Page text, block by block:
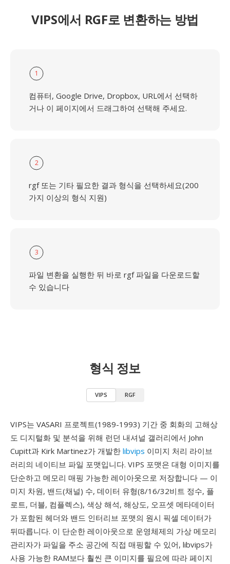
VIPS에서 RGF로 변환하는 방법
1
컴퓨터, Google Drive, Dropbox, URL에서 선택하
거나 이 페이지에서 드래그하여 선택해 주세요.
2
rgf 또는 기타 필요한 결과 형식을 선택하세요(200
가지 이상의 형식 지원)
3
파일 변환을 실행한 뒤 바로 rgf 파일을 다운로드할
수 있습니다
형식 정보
VIPS RGF
VIPS는 VASARI 프로젝트(1989-1993) 기간 중 회화의 고해상
도 디지털화 및 분석을 위해 런던 내셔널 갤러리에서 John
Cupitt과 Kirk Martinez가 개발한 libvips 이미지 처리 라이브
러리의 네이티브 파일 포맷입니다. VIPS 포맷은 대형 이미지를
단순하고 메모리 매핑 가능한 레이아웃으로 저장합니다 — 이
미지 차원, 밴드(채널) 수, 데이터 유형(8/16/32비트 정수, 플
로트, 더블, 컴플렉스), 색상 해석, 해상도, 오프셋 메타데이터
가 포함된 헤더와 밴드 인터리브 포맷의 원시 픽셀 데이터가
뒤따릅니다. 이 단순한 레이아웃으로 운영체제의 가상 메모리
관리자가 파일을 주소 공간에 직접 매핑할 수 있어, libvips가
사용 가능한 RAM보다 훨씬 큰 이미지를 필요에 따라 페이지